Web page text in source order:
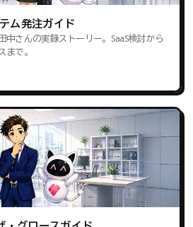
ム発注ガイド
中さんの実録ストーリー。SaaS検討から
まで。